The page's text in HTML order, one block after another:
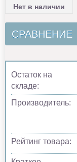
Нет в наличии
СРАВНЕНИЕ
Остаток на
складе:
Производитель:
Рейтинг товара: